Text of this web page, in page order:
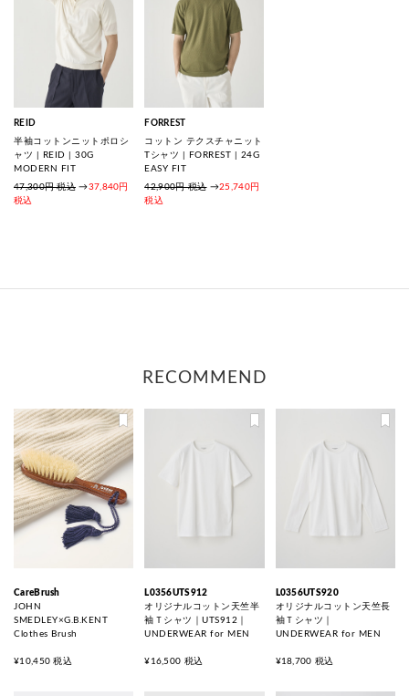
REID
半袖コットンニットポロシ
ャツ | REID | 30G
MODERN FIT
47,300円 税込 →37,840円
税込
FORREST
コットン テクスチャニット
Tシャツ | FORREST | 24G
EASY FIT
42,900円 税込→25,740円
税込
RECOMMEND
CareBrush
JOHN
SMEDLEY×G.B.KENT
Clothes Brush
¥10,450 税込
L0356UTS912
オリジナルコットン天竺半
袖Ｔシャツ｜UTS912｜
UNDERWEAR for MEN
¥16,500 税込
L0356UTS920
オリジナルコットン天竺長
袖Ｔシャツ｜
UNDERWEAR for MEN
¥18,700 税込